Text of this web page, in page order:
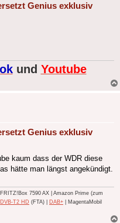
Genius exklusiv
und Youtube
Genius exklusiv
kaum dass der WDR diese
hätte man längst angekündigt.
7590 AX | Amazon Prime (zum
DVB-T2 HD (FTA) | DAB+ | MagentaMobil